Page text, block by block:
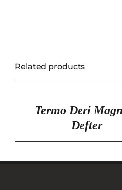
Related products
Termo Deri
Defter